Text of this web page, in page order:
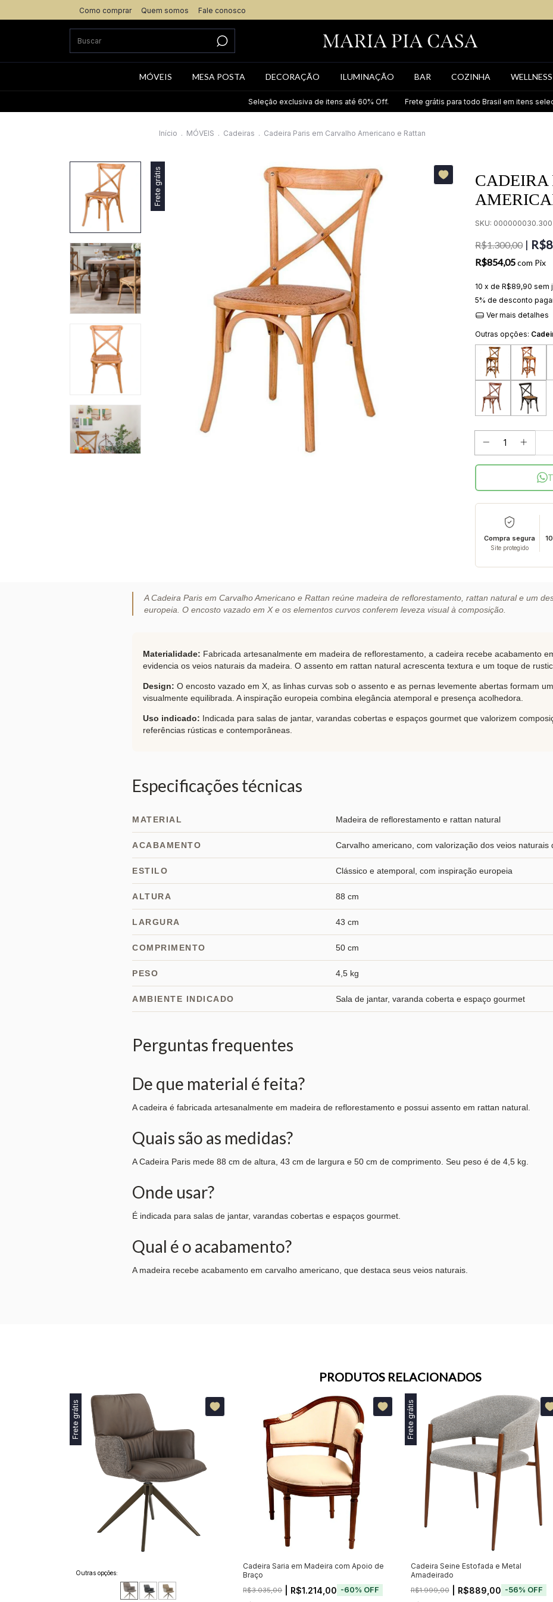
Como comprar Quem somos Fale conosco
MÓVEIS MESA POSTA DECORAÇÃO ILUMINAÇÃO BAR COZINHA WELLNESS
Seleção exclusiva de itens até 60% Off. Frete grátis para todo Brasil em itens
Início . MÓVEIS . Cadeiras . Cadeira Paris em Carvalho Americano e Rattan
Frete grátis
CADEIRA
SKU: 000000030.300
R$1.300,00 |
R$854,05com Pix
10 x de R$89,90 sem
5% de desconto
Ver mais detalhes
Outras opções:
Compra segura
Site protegido
A Cadeira Paris em Carvalho Americano e Rattan reúne madeira de reflorestamento, rattan natural e um
europeia. O encosto vazado em X e os elementos curvos conferem leveza visual à composição.
Materialidade: Fabricada artesanalmente em madeira de reflorestamento, a cadeira recebe acabamento
evidencia os veios naturais da madeira. O assento em rattan natural acrescenta textura e um toque de
Design: O encosto vazado em X, as linhas curvas sob o assento e as pernas levemente abertas formam
visualmente equilibrada. A inspiração europeia combina elegância atemporal e presença acolhedora.
Uso indicado: Indicada para salas de jantar, varandas cobertas e espaços gourmet que valorizem
referências rústicas e contemporâneas.
Especificações técnicas
MATERIAL Madeira de reflorestamento e rattan natural
ACABAMENTO Carvalho americano, com valorização dos veios naturais
ESTILO Clássico e atemporal, com inspiração europeia
ALTURA 88 cm
LARGURA 43 cm
COMPRIMENTO 50 cm
PESO 4,5 kg
AMBIENTE INDICADO Sala de jantar, varanda coberta e espaço gourmet
Perguntas frequentes
De que material é feita?
A cadeira é fabricada artesanalmente em madeira de reflorestamento e possui assento em rattan natural.
Quais são as medidas?
A Cadeira Paris mede 88 cm de altura, 43 cm de largura e 50 cm de comprimento. Seu peso é de 4,5 kg.
Onde usar?
É indicada para salas de jantar, varandas cobertas e espaços gourmet.
Qual é o acabamento?
A madeira recebe acabamento em carvalho americano, que destaca seus veios naturais.
PRODUTOS RELACIONADOS
Frete grátis
Outras opções:
Cadeira Saria em Madeira com Apoio de
Braço
R$3.035,00| R$1.214,00 -60% OFF
Frete grátis
Cadeira Seine Estofada e Metal
Amadeirado
R$1.999,00| R$889,00 -56% OFF